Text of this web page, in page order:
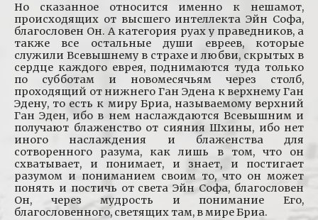
Но сказанное относится именно к нешамот,
происходящих от высшего интеллекта Эйн Софа,
благословен Он. А категория руах у праведников, а
также все остальные души евреев, которые
служили Всевышнему в страхе и любви, скрытых в
сердце каждого еврея, поднимаются туда только
по субботам и новомесячьям через столб,
проходящий от нижнего Ган Эдена к верхнему Ган
Эдену, то есть к миру Бриа, называемому верхний
Ган Эден, ибо в нем наслаждаются Всевышним и
получают блаженство от сияния Шхины, ибо нет
иного наслаждения и блаженства для
сотворенного разума, как лишь в том, что он
схватывает, и понимает, и знает, и постигает
разумом и пониманием своим то, что он может
понять и постичь от света Эйн Софа, благословен
Он, через мудрость и понимание Его,
благословенного, светящих там, в мире Бриа.